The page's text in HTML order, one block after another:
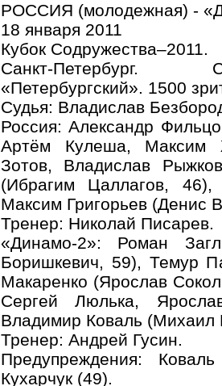
РОССИЯ (молодежная) -
18 января 2011
Кубок Содружества–2011.
Санкт-Петербург.
«Петербургский». 1500
Судья: Владислав
Россия: Александр
Артём Кулеша, Максим
Зотов, Владислав
(Ибрагим Цаллагов,
Максим Григорьев (Денис
Тренер: Николай Писарев.
«Динамо-2»: Роман
Боришкевич, 59), Темур
Макаренко (Ярослав
Сергей Люлька,
Владимир Коваль
Тренер: Андрей Гусин.
Предупреждения:
Кухарчук (49).